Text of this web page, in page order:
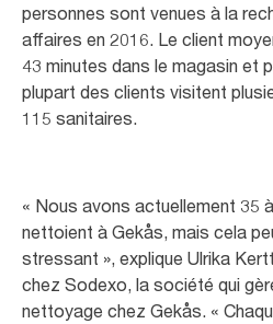
personnes sont venues à la
affaires en 2016. Le client
43 minutes dans le magasin et
plupart des clients visitent
115 sanitaires.
« Nous avons actuellement 35
nettoient à Gekås, mais cela
stressant », explique Ulrika
chez Sodexo, la société qui
nettoyage chez Gekås. «